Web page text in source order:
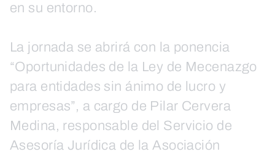
en su entorno.
La jornada se abrirá con la ponencia
“Oportunidades de la Ley de Mecenazgo
para entidades sin ánimo de lucro y
empresas”, a cargo de Pilar Cervera
Medina, responsable del Servicio de
Asesoría Jurídica de la Asociación